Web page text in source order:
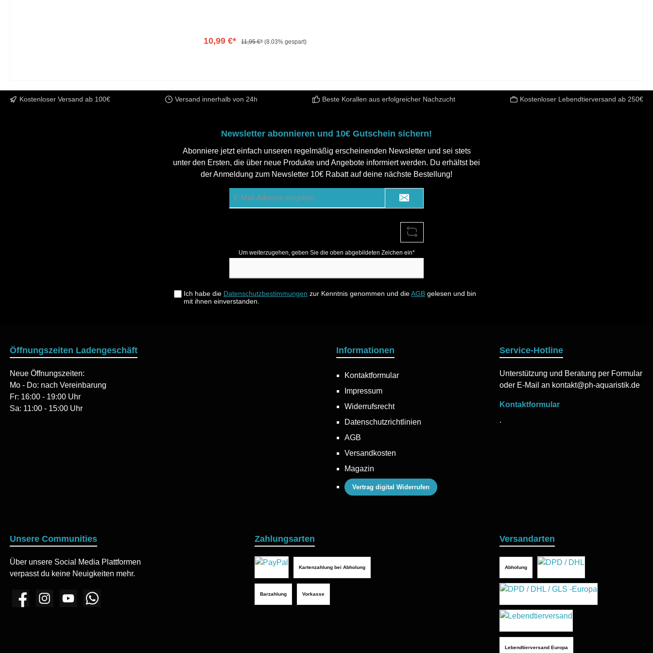
10,99 €* 11,95 €* (8.03% gespart)
Kostenloser Versand ab 100€ Versand innerhalb von 24h Beste Korallen aus erfolgreicher Nachzucht Kostenloser Lebendtierversand ab 250€
Newsletter abonnieren und 10€ Gutschein sichern!
Abonniere jetzt einfach unseren regelmäßig erscheinenden Newsletter und sei stets
unter den Ersten, die über neue Produkte und Angebote informiert werden. Du erhältst bei
der Anmeldung zum Newsletter 10€ Rabatt auf deine nächste Bestellung!
Mail-
Adresse*
Um weiterzugehen, geben Sie die oben abgebildeten Zeichen ein*
Ich habe die Datenschutzbestimmungen zur Kenntnis genommen und dieAGB gelesen und bin
mit ihnen einverstanden.
Öffnungszeiten Ladengeschäft
Neue Öffnungszeiten:
Mo - Do: nach Vereinbarung
Fr: 16:00 - 19:00 Uhr
Sa: 11:00 - 15:00 Uhr
Informationen
Kontaktformular
Impressum
Widerrufsrecht
Datenschutzrichtlinien
AGB
Versandkosten
Magazin
Vertrag digital Widerrufen
Service-Hotline
Unterstützung und Beratung per Formular
oder E-Mail an kontakt@ph-aquaristik.de
Kontaktformular
.
Unsere Communities
Über unsere Social Media Plattformen
verpasst du keine Neuigkeiten mehr.
Zahlungsarten
Kartenzahlung bei Abholung
Barzahlung Vorkasse
Versandarten
Lebendtierversand Europa
Abholung